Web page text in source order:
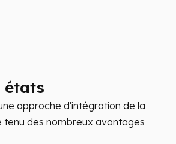
états
approche d'intégration de la
tenu des nombreux avantages